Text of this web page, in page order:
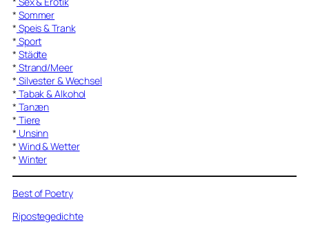
* Sommer
* Speis & Trank
* Sport
* Städte
* Strand/Meer
* Silvester & Wechsel
* Tabak & Alkohol
* Tanzen
* Tiere
* Unsinn
* Wind & Wetter
* Winter
Best of Poetry
Ripostegedichte